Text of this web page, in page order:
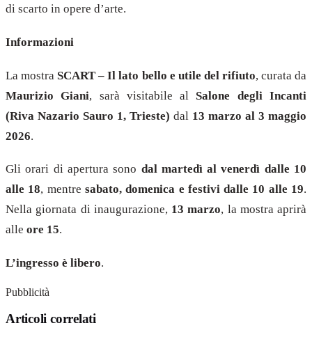
di scarto in opere d’arte.
Informazioni
La mostra SCART – Il lato bello e utile del rifiuto, curata da
Maurizio Giani, sarà visitabile al Salone degli Incanti
(Riva Nazario Sauro 1, Trieste) dal 13 marzo al 3 maggio
2026.
Gli orari di apertura sono dal martedì al venerdì dalle 10
alle 18, mentre sabato, domenica e festivi dalle 10 alle 19.
Nella giornata di inaugurazione, 13 marzo, la mostra aprirà
alle ore 15.
L’ingresso è libero.
Pubblicità
Articoli correlati